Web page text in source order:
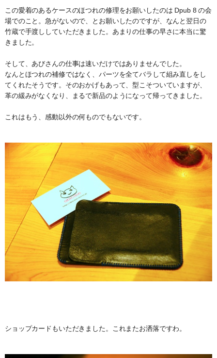
この愛着のあるケースのほつれの修理をお願いしたのは Dpub 8 の会
場でのこと。急がないので、とお願いしたのですが、なんと翌日の
竹蔵で手渡ししていただきました。あまりの仕事の早さに本当に驚
きました。
そして、あびさんの仕事は速いだけではありませんでした。
なんとほつれの補修ではなく、パーツを全てバラして組み直しをし
てくれたそうです。そのおかげもあって、型こそついていますが、
革の緩みがなくなり、まるで新品のようになって帰ってきました。
これはもう、感動以外の何ものでもないです。
ショップカードもいただきました。これまたお洒落ですわ。